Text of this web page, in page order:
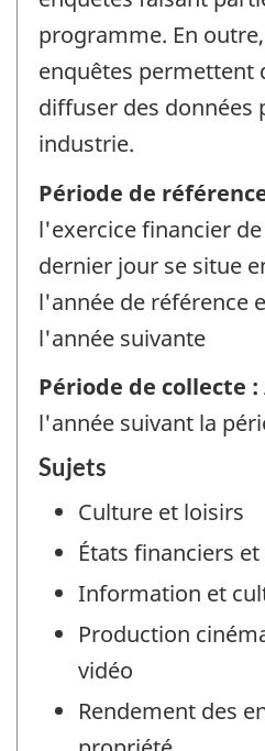
programme. En
enquêtes permettent
diffuser des données
industrie.
Période de
l'exercice financier
dernier jour se situe
l'année de référence
l'année suivante
Période de collecte :
l'année suivant la
Sujets
Culture et loisirs
États financiers
Information et
Production
vidéo
Rendement des